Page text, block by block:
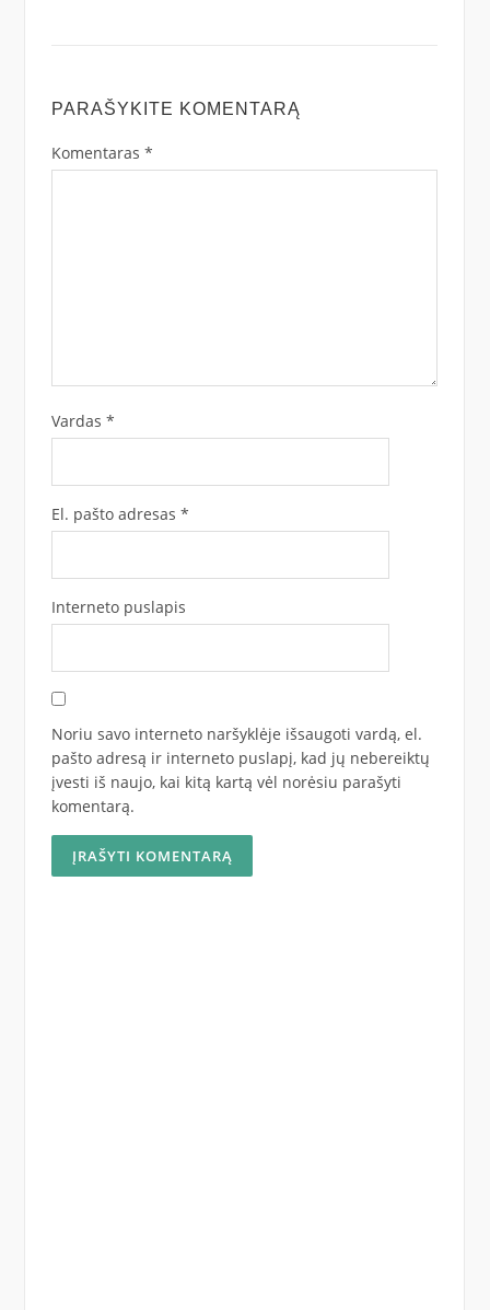
PARAŠYKITE KOMENTARĄ
Komentaras *
Vardas *
El. pašto adresas *
Interneto puslapis
Noriu savo interneto naršyklėje išsaugoti vardą, el.
pašto adresą ir interneto puslapį, kad jų nebereiktų
įvesti iš naujo, kai kitą kartą vėl norėsiu parašyti
komentarą.